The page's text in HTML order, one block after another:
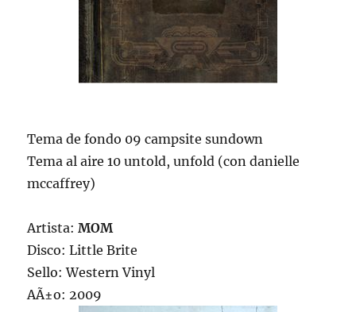
Tema de fondo 09 campsite sundown
Tema al aire 10 untold, unfold (con danielle
mccaffrey)
Artista:MOM
Disco: Little Brite
Sello: Western Vinyl
AÃ±o: 2009